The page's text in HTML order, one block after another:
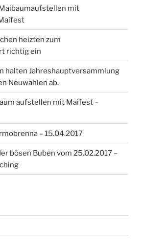
mit
heizten zum
richtig ein
halten Jahreshauptversammlung
Neuwahlen ab.
aufstellen mit Maifest –
– 15.04.2017
bösen Buben vom 25.02.2017 –